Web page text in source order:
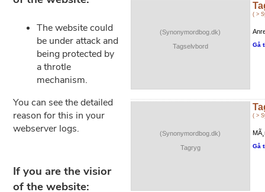
(Synonymordbog.dk)
Tagselvbord
( >
Gå
(Synonymordbog.dk)
Tagryg
( >
Gå